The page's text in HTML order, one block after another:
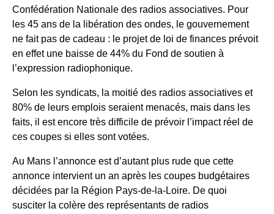
Confédération Nationale des radios associatives. Pour
les 45 ans de la libération des ondes, le gouvernement
ne fait pas de cadeau : le projet de loi de finances prévoit
en effet une baisse de 44% du Fond de soutien à
l’expression radiophonique.
Selon les syndicats, la moitié des radios associatives et
80% de leurs emplois seraient menacés, mais dans les
faits, il est encore très difficile de prévoir l’impact réel de
ces coupes si elles sont votées.
Au Mans l’annonce est d’autant plus rude que cette
annonce intervient un an après les coupes budgétaires
décidées par la Région Pays-de-la-Loire. De quoi
susciter la colère des représentants de radios